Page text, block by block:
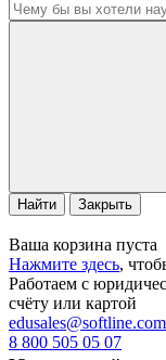
Найти Закрыть
Ваша корзина пуста
Нажмите здесь,
Работаем с
счёту или картой
edusales@softline.com
8 800 505 05 07